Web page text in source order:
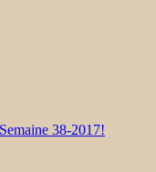
38-2017!